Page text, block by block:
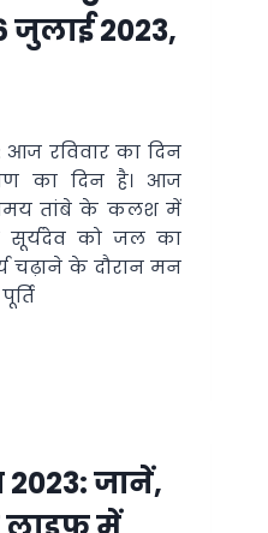
जुलाई 2023,
आज रविवार का दिन
का दिन है। आज
तांबे के कलश में
सूर्यदेव को जल का
चढ़ाने के दौरान मन
जानें,